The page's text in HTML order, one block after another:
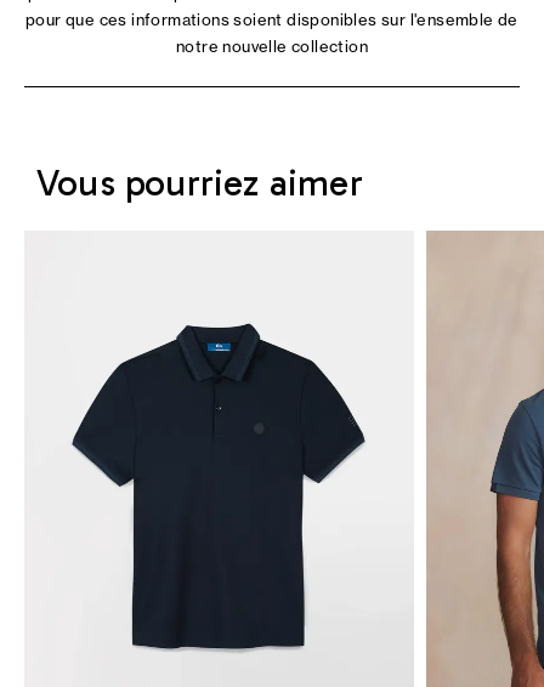
pour que ces informations soient disponibles sur l'ensemble de
notre nouvelle collection
Vous pourriez aimer